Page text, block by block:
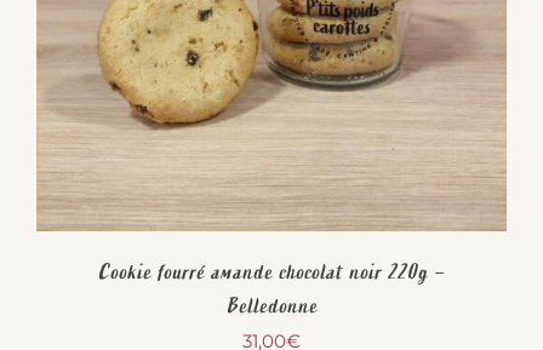
Cookie fourré amande chocolat noir 220g –
Belledonne
31,00€